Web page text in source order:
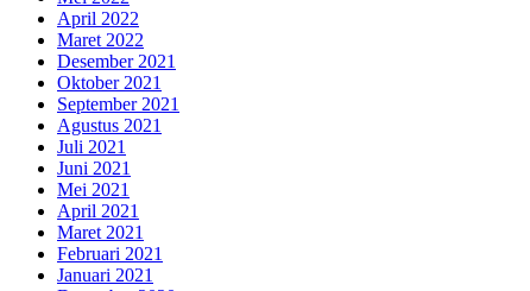
April 2022
Maret 2022
Desember 2021
Oktober 2021
September 2021
Agustus 2021
Juli 2021
Juni 2021
Mei 2021
April 2021
Maret 2021
Februari 2021
Januari 2021